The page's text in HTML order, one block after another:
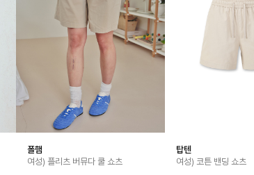
폴햄
여성) 플리츠 버뮤다 쿨 쇼츠
탑텐
여성) 코튼 밴딩 쇼츠